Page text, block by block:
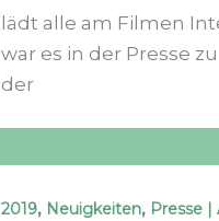
lädt alle am Filmen
war es in der Presse
der
2019, Neuigkeiten, Presse |